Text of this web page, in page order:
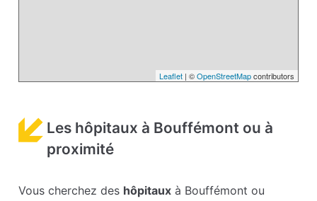
Leaflet| ©OpenStreetMapcontributors
Les hôpitaux à Bouffémont ou à
proximité
Vous cherchez des hôpitaux à Bouffémont ou